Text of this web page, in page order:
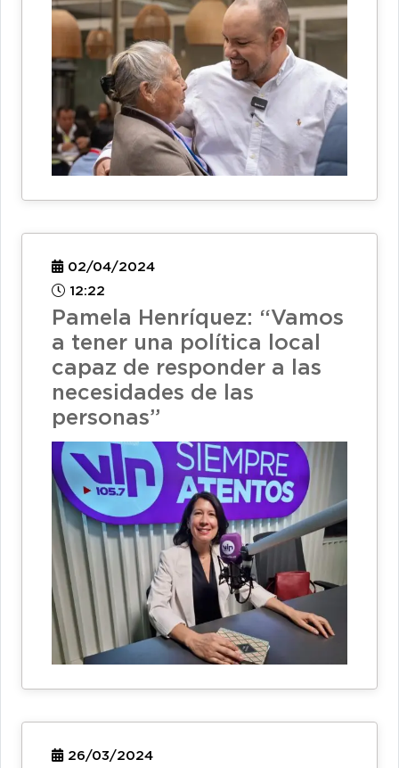
02/04/2024
12:22
Pamela Henríquez: “Vamos
a tener una política local
capaz de responder a las
necesidades de las
personas”
26/03/2024